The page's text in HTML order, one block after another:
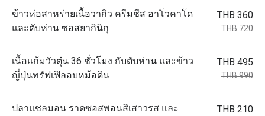
ข้าวห่อสาหร่ายเนื้อวากิว ครีมชีส อาโวคาโด
และตับห่าน ซอสยากินิกุ
THB 360
THB 720
เนื้อแก้มวัวตุ๋น 36 ชั่วโมง กับตับห่าน และข้าว
ญี่ปุ่นทรัฟเฟิลอบหม้อดิน
THB 495
THB 990
ปลาแซลมอน ราดซอสพอนสึเสาวรส และ
THB 210